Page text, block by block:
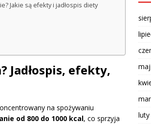
Jakie są efekty i jadłospis diety
Jadłospis, efekty,
na spożywaniu
od 800 do 1000 kcal, co sprzyja
luty